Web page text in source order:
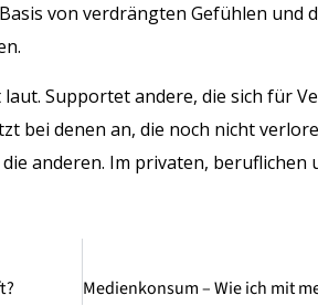
von verdrängten Gefühlen und
Supportet andere, die sich für
bei denen an, die noch nicht
anderen. Im privaten, beruflichen